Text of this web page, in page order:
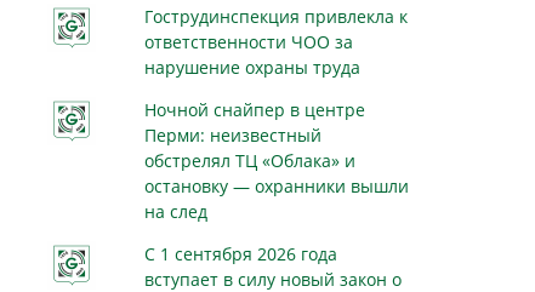
Гострудинспекция привлекла к
ответственности ЧОО за
нарушение охраны труда
Ночной снайпер в центре
Перми: неизвестный
обстрелял ТЦ «Облака» и
остановку — охранники вышли
на след
С 1 сентября 2026 года
вступает в силу новый закон о